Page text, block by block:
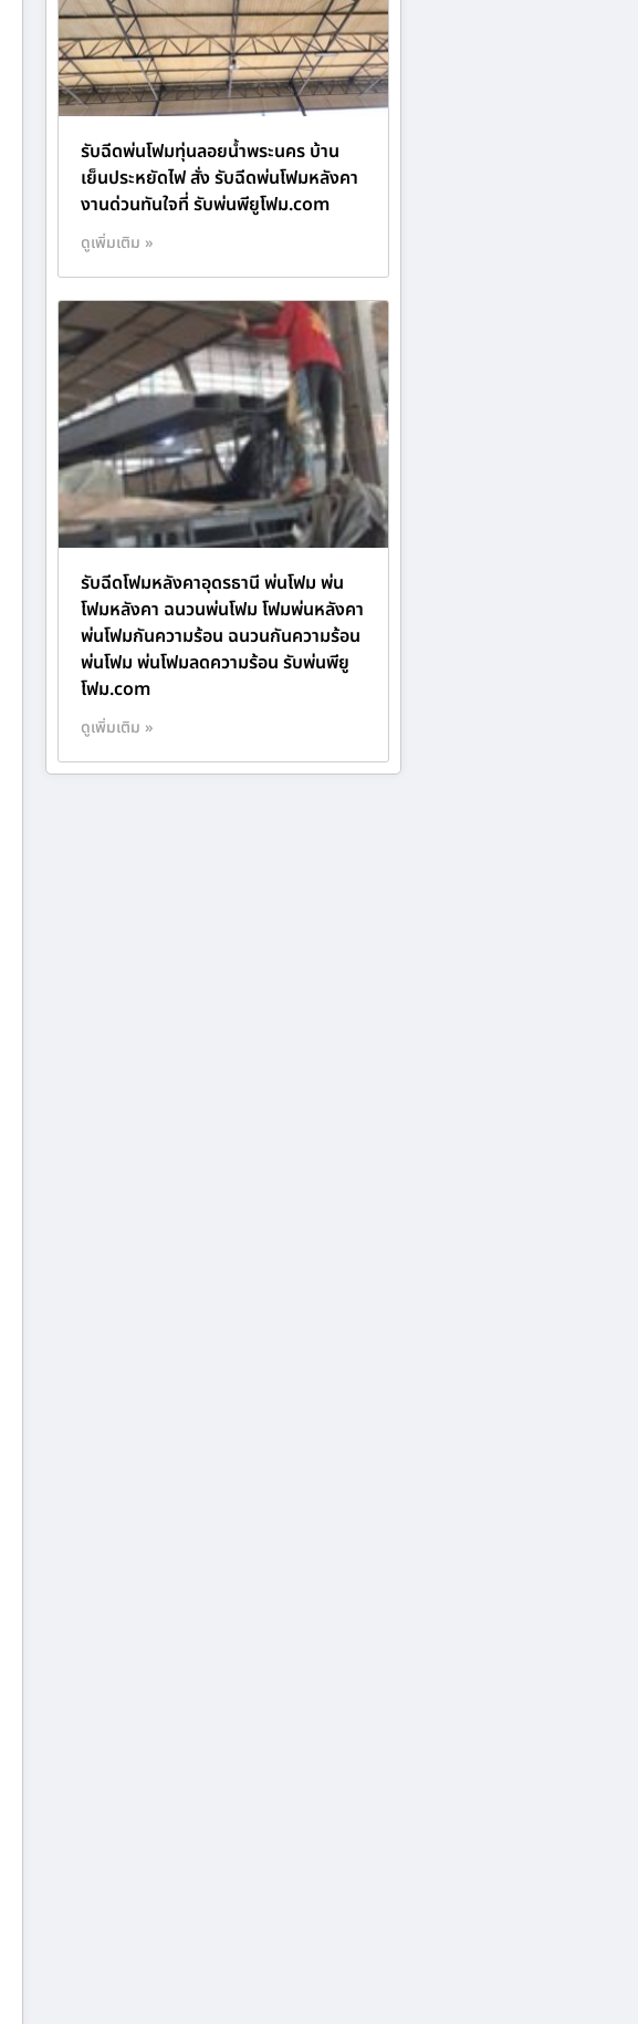
รับฉีดพ่นโฟมทุ่นลอยน้ำพระนคร บ้าน
เย็นประหยัดไฟ สั่ง รับฉีดพ่นโฟมหลังคา
งานด่วนทันใจที่ รับพ่นพียูโฟม.com
ดูเพิ่มเติม »
รับฉีดโฟมหลังคาอุดรธานี พ่นโฟม พ่น
โฟมหลังคา ฉนวนพ่นโฟม โฟมพ่นหลังคา
พ่นโฟมกันความร้อน ฉนวนกันความร้อน
พ่นโฟม พ่นโฟมลดความร้อน รับพ่นพียู
โฟม.com
ดูเพิ่มเติม »